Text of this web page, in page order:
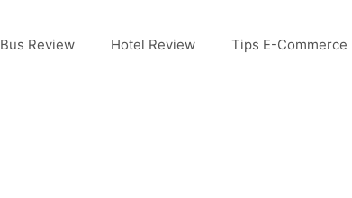
Bus Review Hotel Review Tips E-Commerce